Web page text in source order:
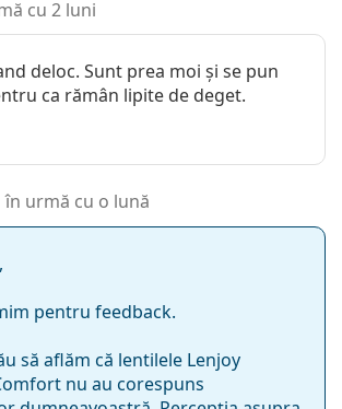
lentile de contact
Comfort
oxigenului
Lentile sferice și asferice
cu 2 luni
deloc. Sunt prea moi și se pun
ca rămân lipite de deget.
în urmă cu o lună
pentru feedback.
să aflăm că lentilele Lenjoy
nu au corespuns